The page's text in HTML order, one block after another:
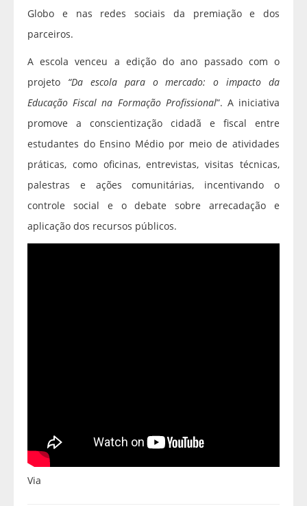
Globo e nas redes sociais da premiação e dos
parceiros.
A escola venceu a edição do ano passado com o
projeto “Da escola para o mercado: o impacto da
Educação Fiscal na Formação Profissional”. A iniciativa
promove a conscientização cidadã e fiscal entre
estudantes do Ensino Médio por meio de atividades
práticas, como oficinas, entrevistas, visitas técnicas,
palestras e ações comunitárias, incentivando o
controle social e o debate sobre arrecadação e
aplicação dos recursos públicos.
Via